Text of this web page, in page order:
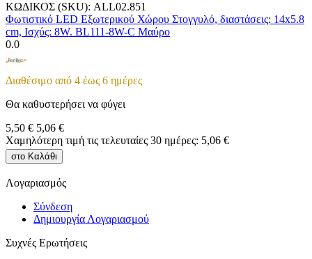
ΚΩΔΙΚΟΣ (SKU): ALL02.851
Φωτιστικό LED Εξωτερικού Χώρου Στογγυλό, διαστάσεις: 14x5.8
cm, Ισχύς: 8W. BL111-8W-C Μαύρο
0.0
Διαθέσιμο από 4 έως 6 ημέρες
Θα καθυστερήσει να φύγει
5,50 € 5,06 €
Χαμηλότερη τιμή τις τελευταίες 30 ημέρες: 5,06 €
στο Καλάθι
Λογαριασμός
Σύνδεση
Δημιουργία Λογαριασμού
Συχνές Ερωτήσεις